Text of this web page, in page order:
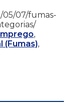
05/07/fumas-
,
(Fumas),